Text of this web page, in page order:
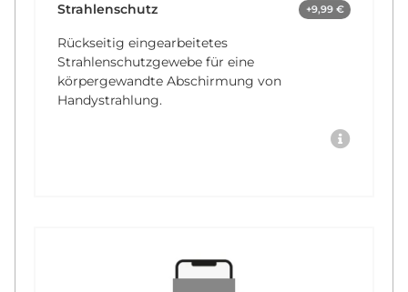
Strahlenschutz +9,99 €
Rückseitig eingearbeitetes
Strahlenschutzgewebe für eine
körpergewandte Abschirmung von
Handystrahlung.